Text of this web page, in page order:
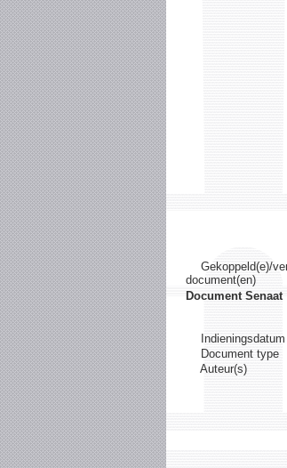
Gekoppeld(e)/
document(en)
Document Senaat
Indieningsdatum
Document type
Auteur(s)